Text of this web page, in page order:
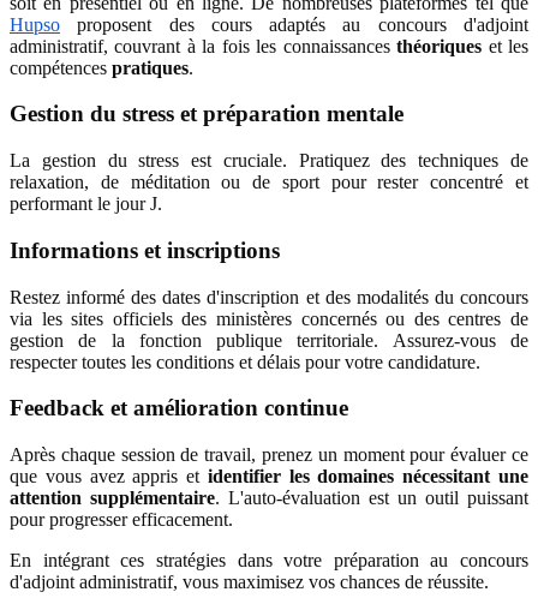
Hupso proposent des cours adaptés au concours d'adjoint
administratif, couvrant à la fois les connaissancesthéoriques et les
compétences pratiques.
Gestion du stress et préparation mentale
La gestion du stress est cruciale. Pratiquez des techniques de
relaxation, de méditation ou de sport pour rester concentré et
performant le jour J.
Informations et inscriptions
Restez informé des dates d'inscription et des modalités du concours
via les sites officiels des ministères concernés ou des centres de
gestion de la fonction publique territoriale. Assurez-vous de
respecter toutes les conditions et délais pour votre candidature.
Feedback et amélioration continue
Après chaque session de travail, prenez un moment pour évaluer ce
que vous avez appris et identifier les domaines nécessitant une
attention supplémentaire. L'auto-évaluation est un outil puissant
pour progresser efficacement.
En intégrant ces stratégies dans votre préparation au concours
d'adjoint administratif, vous maximisez vos chances de réussite.